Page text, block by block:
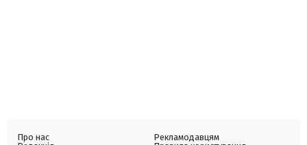
Про нас
Рекламодавцям